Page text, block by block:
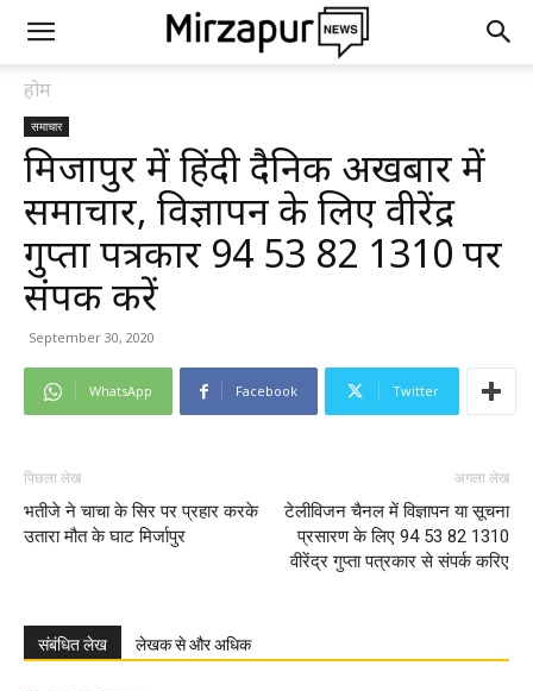
होम
समाचार
मिर्जापुर में हिंदी दैनिक अखबार में
समाचार, विज्ञापन के लिए वीरेंद्र
गुप्ता पत्रकार 94 53 82 1310 पर
संपर्क करें
September 30, 2020
WhatsApp Facebook Twitter
पिछला लेख
भतीजे ने चाचा के सिर पर प्रहार करके
उतारा मौत के घाट मिर्जापुर
अगला लेख
टेलीविजन चैनल में विज्ञापन या सूचना
प्रसारण के लिए 94 53 82 1310
वीरेंद्र गुप्ता पत्रकार से संपर्क करिए
संबंधित लेख लेखक से और अधिक